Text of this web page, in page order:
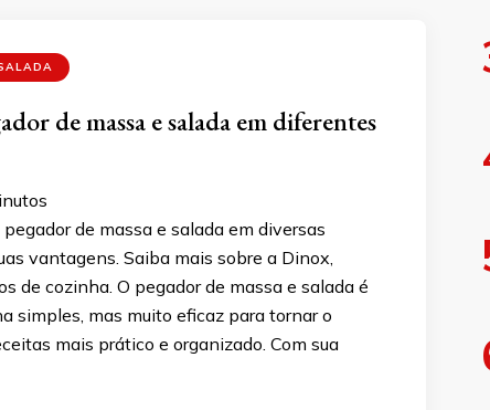
de massa e salada em diferentes
de massa e salada em diversas
vantagens. Saiba mais sobre a Dinox,
de cozinha. O pegador de massa e salada é
simples, mas muito eficaz para tornar o
mais prático e organizado. Com sua